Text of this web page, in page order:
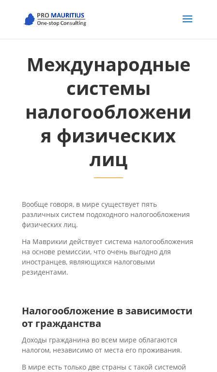
Международные
системы
налогообложени
я физических
лиц
Вообще говоря, в мире существует пять
различных систем подоходного налогообложения
физических лиц.
На Маврикии действует система налогообложения
на основе ремиссии, что очень выгодно для
иностранцев, являющихся налоговыми
резидентами.
Налогообложение в зависимости
от гражданства
Доходы гражданина во всем мире облагаются
налогом, независимо от места его проживания.
В мире есть только две страны с такой системой